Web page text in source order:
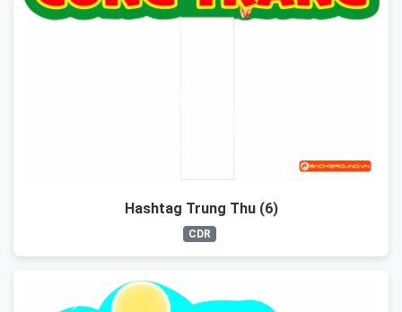
Hashtag Trung Thu (6)
CDR